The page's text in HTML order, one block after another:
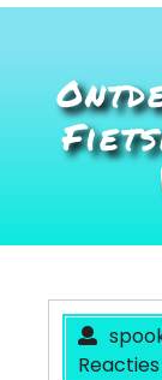
Reacties